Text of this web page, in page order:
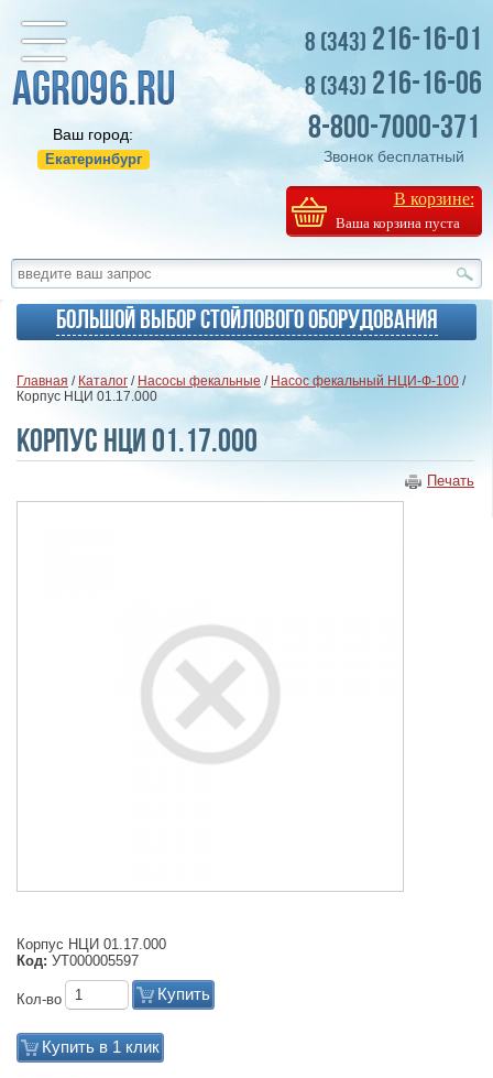
Ваш город:
Екатеринбург
8 (343) 216-16-01
8 (343) 216-16-06
8-800-7000-371
Звонок бесплатный
В корзине:
Ваша корзина пуста
Большой выбор стойлового оборудования
Главная / Каталог / Насосы фекальные / Насос фекальный НЦИ-Ф-100 /
Корпус НЦИ 01.17.000
Корпус НЦИ 01.17.000
Печать
Корпус НЦИ 01.17.000
Код: УТ000005597
Кол-во Купить
Купить в 1 клик